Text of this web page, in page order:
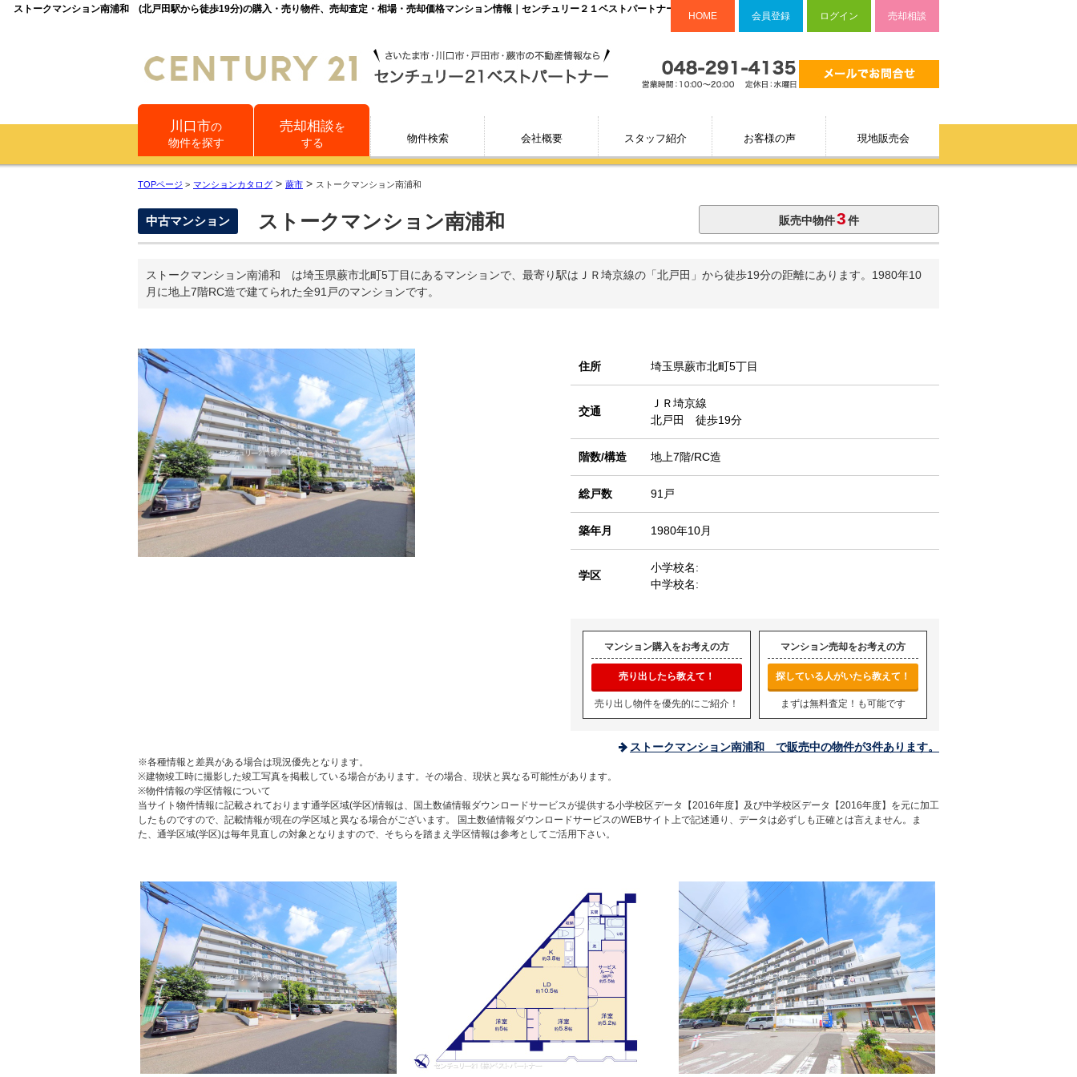
ストークマンション南浦和 (北戸田駅から徒歩19分)の購入・売り物件、売却査定・相場・売却価格マンション情報｜センチュリー２１ベストパートナー
HOME 会員登録 ログイン 売却相談
川口市の
物件を探す
売却相談を
する
物件検索 会社概要 スタッフ紹介 お客様の声 現地販売会
TOPページ > マンションカタログ > 蕨市 > ストークマンション南浦和
中古マンション ストークマンション南浦和 販売中物件3件
ストークマンション南浦和 は埼玉県蕨市北町5丁目にあるマンションで、最寄り駅はＪＲ埼京線の「北戸田」から徒歩19分の距離にあります。1980年10
月に地上7階RC造で建てられた全91戸のマンションです。
住所 埼玉県蕨市北町5丁目
交通
ＪＲ埼京線
北戸田 徒歩19分
階数/構造 地上7階/RC造
総戸数 91戸
築年月 1980年10月
学区
小学校名:
中学校名:
マンション購入をお考えの方
売り出したら教えて！
売り出し物件を優先的にご紹介！
マンション売却をお考えの方
探している人がいたら教えて！
まずは無料査定！も可能です
ストークマンション南浦和 で販売中の物件が3件あります。
※各種情報と差異がある場合は現況優先となります。
※建物竣工時に撮影した竣工写真を掲載している場合があります。その場合、現状と異なる可能性があります。
※物件情報の学区情報について
当サイト物件情報に記載されております通学区域(学区)情報は、国土数値情報ダウンロードサービスが提供する小学校区データ【2016年度】及び中学校区データ【2016年度】を元に加工
したものですので、記載情報が現在の学区域と異なる場合がございます。 国土数値情報ダウンロードサービスのWEBサイト上で記述通り、データは必ずしも正確とは言えません。ま
た、通学区域(学区)は毎年見直しの対象となりますので、そちらを踏まえ学区情報は参考としてご活用下さい。